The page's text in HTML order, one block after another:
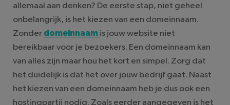
allemaal aan denken? De eerste stap, niet geheel
onbelangrijk, is het kiezen van een domeinnaam.
Zonder domeinnaam is jouw website niet
bereikbaar voor je bezoekers. Een domeinnaam kan
van alles zijn maar hou het kort en simpel. Zorg dat
het duidelijk is dat het over jouw bedrijf gaat. Naast
het kiezen van een domeinnaam heb je dus ook een
hostingpartij nodig. Zoals eerder aangegeven is het